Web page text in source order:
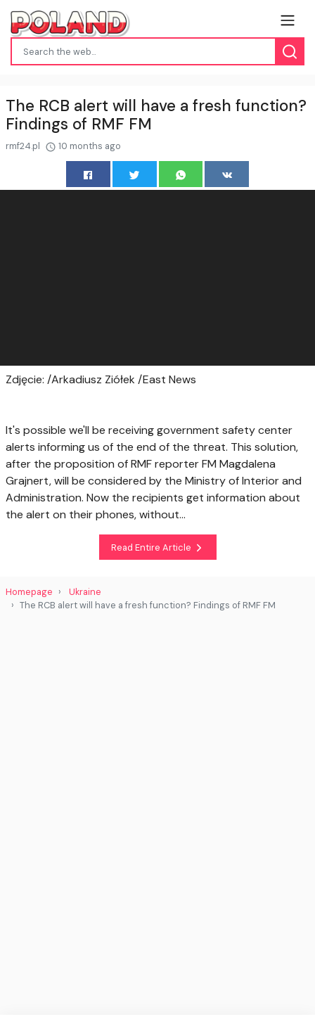
The RCB alert will have a fresh function?
Findings of RMF FM
rmf24.pl 10 months ago
Zdjęcie: /Arkadiusz Ziółek /East News
It's possible we'll be receiving government safety center
alerts informing us of the end of the threat. This solution,
after the proposition of RMF reporter FM Magdalena
Grajnert, will be considered by the Ministry of Interior and
Administration. Now the recipients get information about
the alert on their phones, without...
Read Entire Article
Homepage
Ukraine
The RCB alert will have a fresh function? Findings of RMF FM